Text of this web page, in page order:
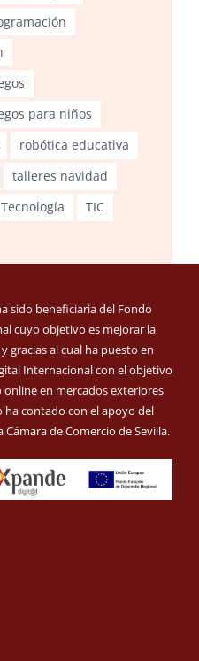
para niños
robótica educativa
talleres navidad
Tecnología
TIC
sido beneficiaria del Fondo
cuyo objetivo es mejorar la
gracias al cual ha puesto en
Internacional con el objetivo
en mercados exteriores
ha contado con el apoyo del
Cámara de Comercio de Sevilla.